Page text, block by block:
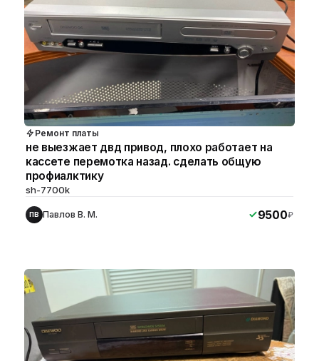
Ремонт платы
не выезжает двд привод, плохо работает на
кассете перемотка назад. сделать общую
профиалктику
sh-7700k
ПВ Павлов В. М. 9500₽